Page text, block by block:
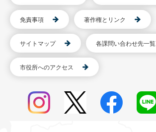
免責事項 著作権とリンク
サイトマップ 各課問い合わせ先一覧
市役所へのアクセス